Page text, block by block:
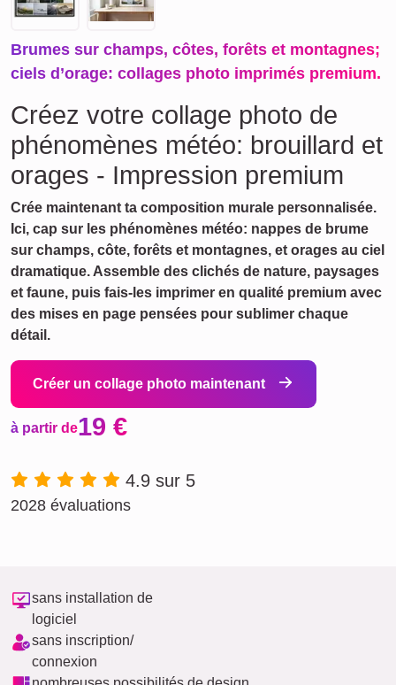
Brumes sur champs, côtes, forêts et montagnes;
ciels d’orage: collages photo imprimés premium.
Créez votre collage photo de
phénomènes météo: brouillard et
orages - Impression premium
Crée maintenant ta composition murale personnalisée.
Ici, cap sur les phénomènes météo: nappes de brume
sur champs, côte, forêts et montagnes, et orages au ciel
dramatique. Assemble des clichés de nature, paysages
et faune, puis fais-les imprimer en qualité premium avec
des mises en page pensées pour sublimer chaque
détail.
Créer un collage photo maintenant
à partir de19 €
4.9 sur 5
2028 évaluations
sans installation de
logiciel
sans inscription/
connexion